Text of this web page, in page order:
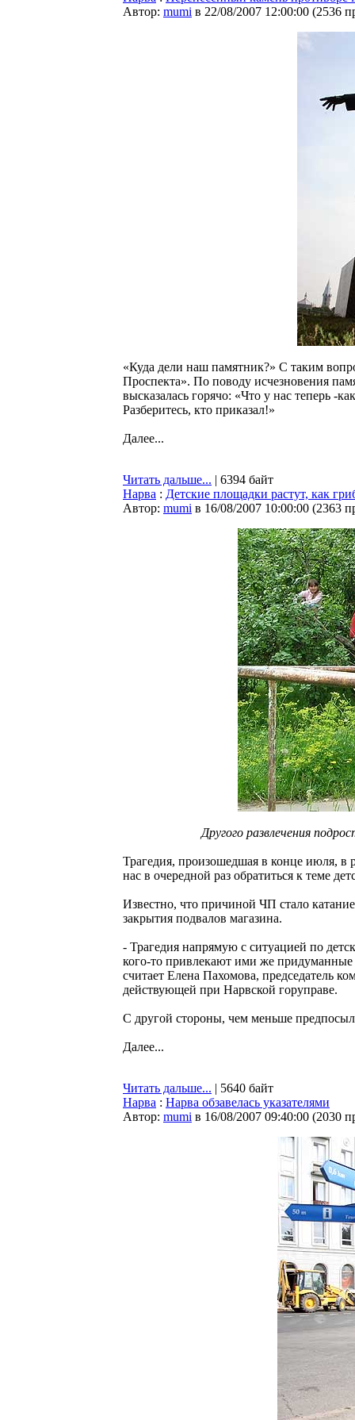
Автор: mumi в 22/08/2007 12:00:00 (2536
«Куда дели наш памятник?» С таким
Проспекта». По поводу исчезновения
высказалась горячо: «Что у нас теперь -
Разберитесь, кто приказал!»
Далее...
Читать дальше... | 6394 байт
Нарва : Детские площадки растут, как
Автор: mumi в 16/08/2007 10:00:00 (2363
Другого развлечения
Трагедия, произошедшая в конце июля, в
нас в очередной раз обратиться к теме
Известно, что причиной ЧП стало
закрытия подвалов магазина.
- Трагедия напрямую с ситуацией по
кого-то привлекают ими же
считает Елена Пахомова, председатель
действующей при Нарвской горуправе.
С другой стороны, чем меньше
Далее...
Читать дальше... | 5640 байт
Нарва : Нарва обзавелась указателями
Автор: mumi в 16/08/2007 09:40:00 (2030